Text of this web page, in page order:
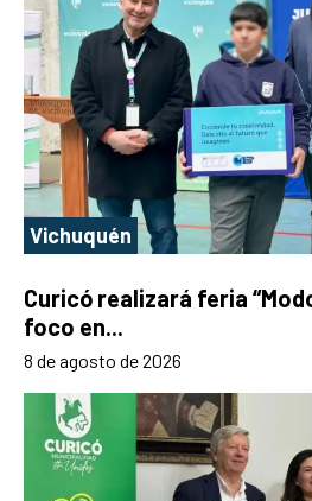
Vichuquén
Curicó realizará feria
foco en...
8 de agosto de 2026